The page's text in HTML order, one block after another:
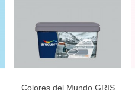
Colores del Mundo GRIS